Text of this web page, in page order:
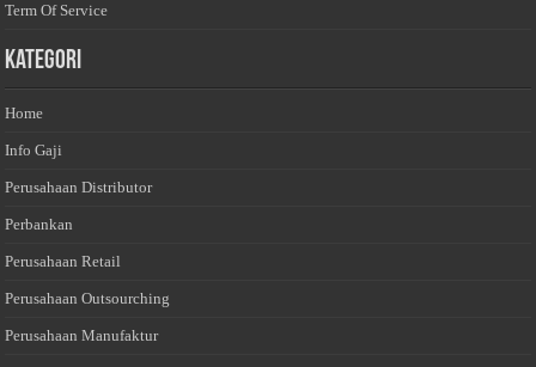
Term Of Service
Kategori
Home
Info Gaji
Perusahaan Distributor
Perbankan
Perusahaan Retail
Perusahaan Outsourching
Perusahaan Manufaktur